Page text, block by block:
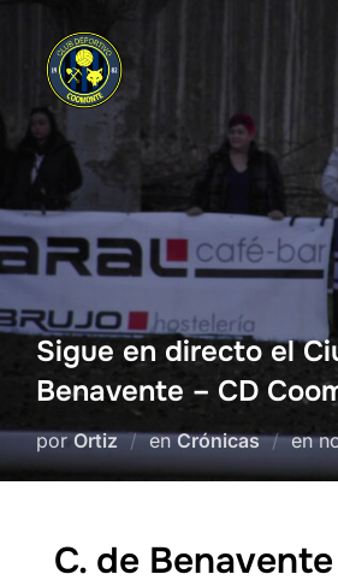
contenido
Sigue en directo el
Benavente – CD
porOrtiz enCrónicas en
el
C. de